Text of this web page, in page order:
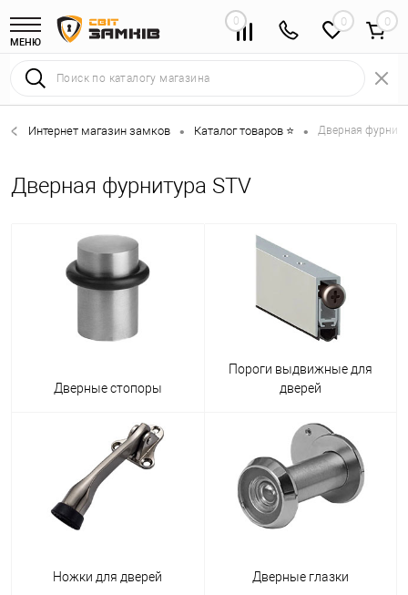
МЕНЮ
0 0
Интернет магазин замков • Каталог товаров ⭐ • Дверная
Дверная фурнитура STV
Дверные стопоры
Пороги выдвижные для
дверей
Ножки для дверей Дверные глазки